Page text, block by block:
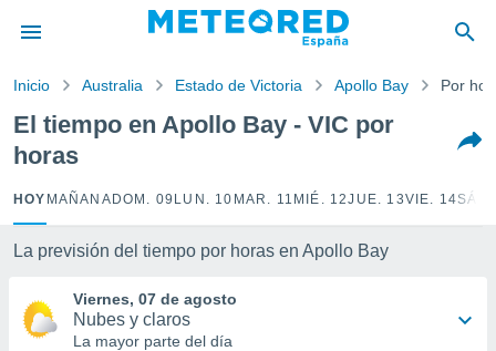
por
para
la
calidad.
a este
las
y
forma
Inicio Australia Estado de Victoria Apollo Bay Por
El tiempo en Apollo Bay - VIC por
horas
HOY MAÑANA DOM. 09 LUN. 10 MAR. 11 MIÉ. 12JUE. 13VIE. 14
La previsión del tiempo por horas en Apollo Bay
Viernes, 07 de agosto
Nubes y claros
La mayor parte del día